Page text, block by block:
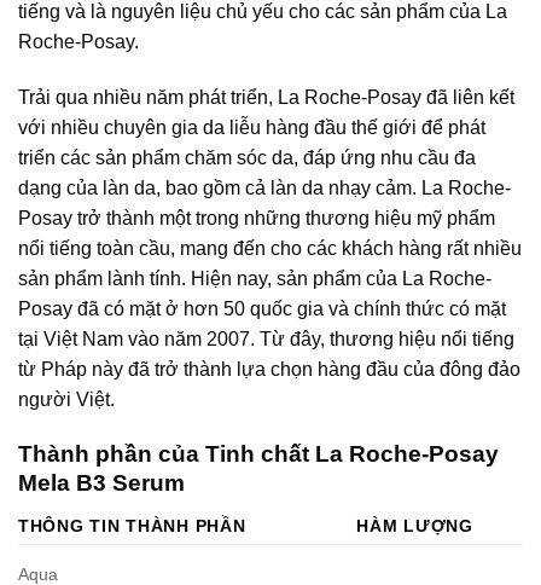
tiếng và là nguyên liệu chủ yếu cho các sản phẩm của La
Roche-Posay.
Trải qua nhiều năm phát triển, La Roche-Posay đã liên kết
với nhiều chuyên gia da liễu hàng đầu thế giới để phát
triển các sản phẩm chăm sóc da, đáp ứng nhu cầu đa
dạng của làn da, bao gồm cả làn da nhạy cảm. La Roche-
Posay trở thành một trong những thương hiệu mỹ phẩm
nổi tiếng toàn cầu, mang đến cho các khách hàng rất nhiều
sản phẩm lành tính. Hiện nay, sản phẩm của La Roche-
Posay đã có mặt ở hơn 50 quốc gia và chính thức có mặt
tại Việt Nam vào năm 2007. Từ đây, thương hiệu nổi tiếng
từ Pháp này đã trở thành lựa chọn hàng đầu của đông đảo
người Việt.
Thành phần của Tinh chất La Roche-Posay
Mela B3 Serum
THÔNG TIN THÀNH PHẦN HÀM LƯỢNG
Aqua